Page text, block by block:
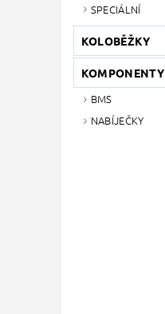
SPECIÁLNÍ
KOLOBĚŽKY
KOMPONENTY
BMS
NABÍJEČKY